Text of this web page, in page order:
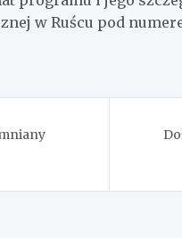
w Ruścu pod